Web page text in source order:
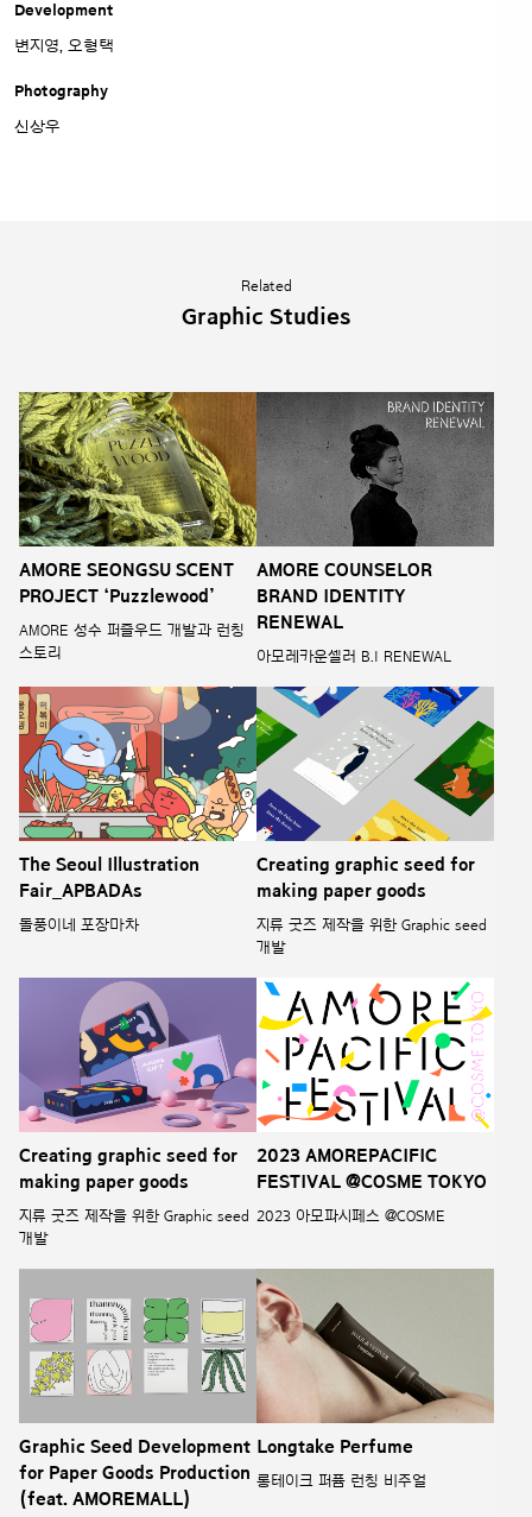
Development
변지영, 오형택
Photography
신상우
Related
Graphic Studies
AMORE SEONGSU SCENT
PROJECT ‘Puzzlewood’
AMORE 성수 퍼즐우드 개발과 런칭
스토리
AMORE COUNSELOR
BRAND IDENTITY
RENEWAL
아모레카운셀러 B.I RENEWAL
The Seoul Illustration
Fair_APBADAs
돌풍이네 포장마차
Creating graphic seed for
making paper goods
지류 굿즈 제작을 위한 Graphic seed
개발
Creating graphic seed for
making paper goods
지류 굿즈 제작을 위한 Graphic seed
개발
2023 AMOREPACIFIC
FESTIVAL @COSME TOKYO
2023 아모파시페스 @COSME
Graphic Seed Development
for Paper Goods Production
(feat. AMOREMALL)
Longtake Perfume
롱테이크 퍼퓸 런칭 비주얼